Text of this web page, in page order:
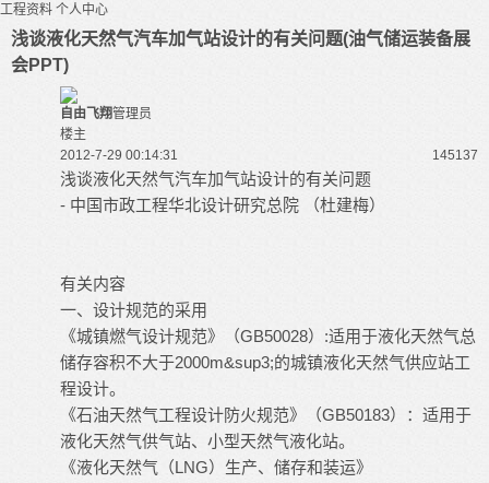
工程资料 个人中心
浅谈液化天然气汽车加气站设计的有关问题(油气储运装备展
会PPT)
自由飞翔管理员
楼主
2012-7-29 00:14:31
145137
浅谈液化天然气汽车加气站设计的有关问题
- 中国市政工程华北设计研究总院 （杜建梅）
有关内容
一、设计规范的采用
《城镇燃气设计规范》（GB50028）:适用于液化天然气总
储存容积不大于2000m&sup3;的城镇液化天然气供应站工
程设计。
《石油天然气工程设计防火规范》（GB50183）：适用于
液化天然气供气站、小型天然气液化站。
《液化天然气（LNG）生产、储存和装运》